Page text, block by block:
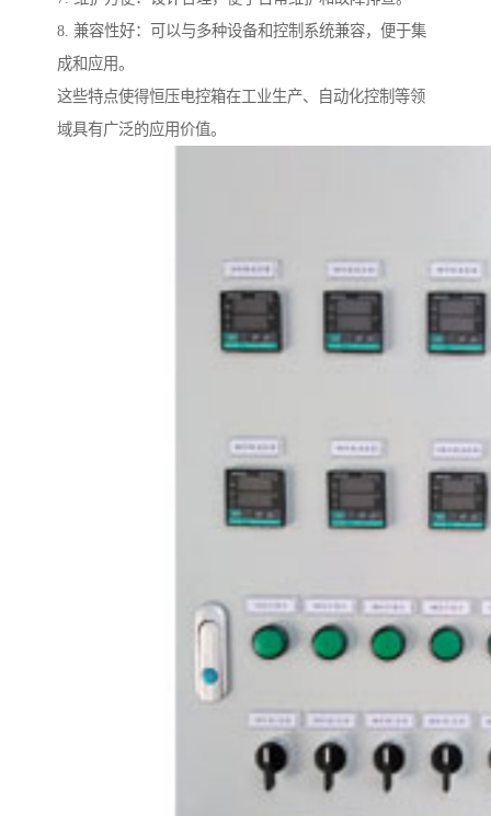
8. 兼容性好：可以与多种设备和控制系统兼容，便于集
成和应用。
这些特点使得恒压电控箱在工业生产、自动化控制等领
域具有广泛的应用价值。